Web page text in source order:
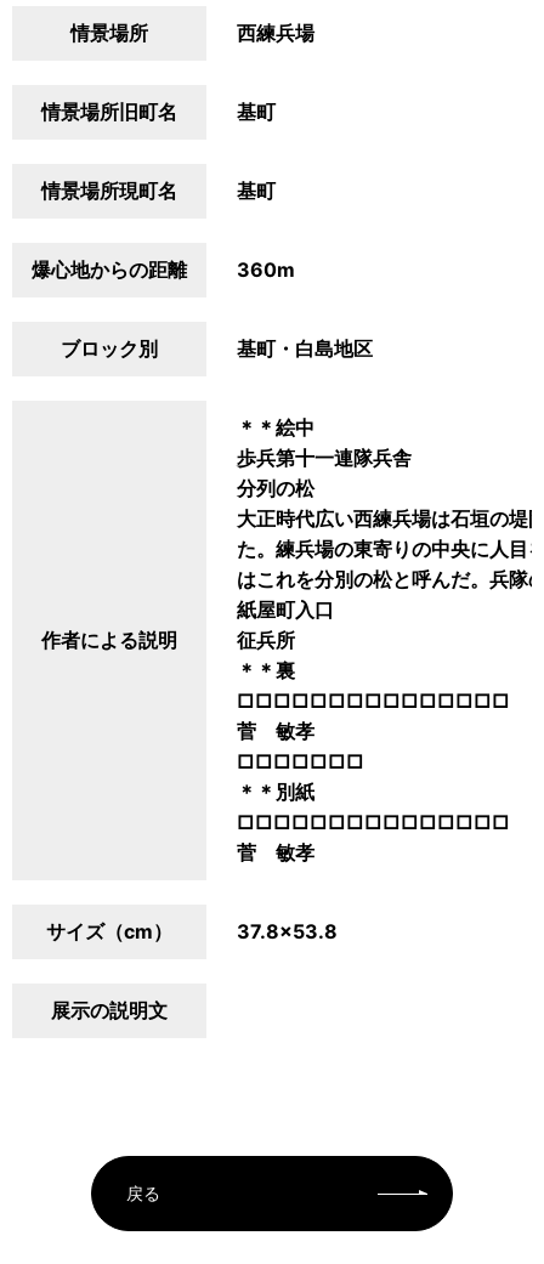
情景場所 西練兵場
情景場所旧町名 基町
情景場所現町名 基町
爆心地からの距離 360m
ブロック別 基町・白島地区
作者による説明
＊＊絵中
歩兵第十一連隊兵舎
分列の松
大正時代広い西練兵場は石垣の堤
た。練兵場の東寄りの中央に人目
はこれを分別の松と呼んだ。兵隊
紙屋町入口
征兵所
＊＊裏
□□□□□□□□□□□□□□□
菅 敏孝
□□□□□□□
＊＊別紙
□□□□□□□□□□□□□□□
菅 敏孝
サイズ（cm） 37.8×53.8
展示の説明文
戻る